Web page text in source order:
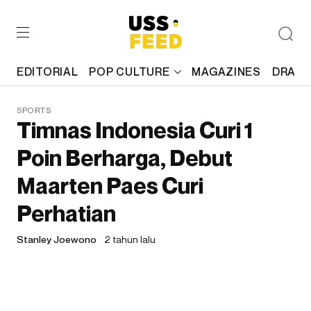
EDITORIAL POP CULTURE MAGAZINES
SPORTS
Timnas Indonesia Curi 1
Poin Berharga, Debut
Maarten Paes Curi
Perhatian
Stanley Joewono 2 tahun lalu